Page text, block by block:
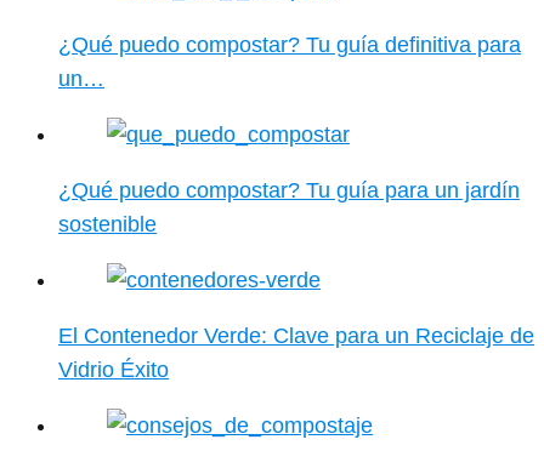
¿Qué puedo compostar? Tu guía definitiva para
un…
¿Qué puedo compostar? Tu guía para un jardín
sostenible
El Contenedor Verde: Clave para un Reciclaje de
Vidrio Éxito